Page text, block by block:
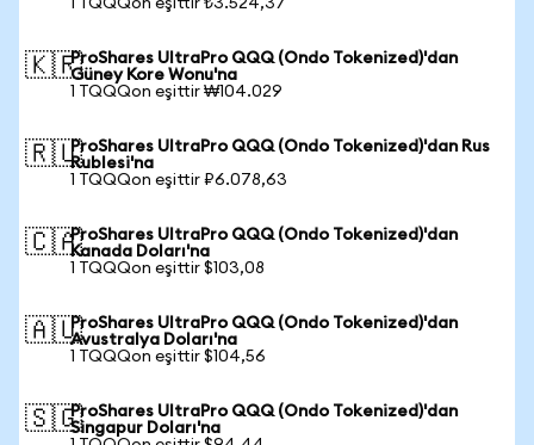
1 TQQQon eşittir ₺3.524,37
🇰🇷ProShares UltraPro QQQ (Ondo Tokenized)'dan
Güney Kore Wonu'na
1 TQQQon eşittir ₩104.029
🇷🇺ProShares UltraPro QQQ (Ondo Tokenized)'dan Rus
Rublesi'na
1 TQQQon eşittir ₽6.078,63
🇨🇦ProShares UltraPro QQQ (Ondo Tokenized)'dan
Kanada Doları'na
1 TQQQon eşittir $103,08
🇦🇺ProShares UltraPro QQQ (Ondo Tokenized)'dan
Avustralya Doları'na
1 TQQQon eşittir $104,56
🇸🇬ProShares UltraPro QQQ (Ondo Tokenized)'dan
Singapur Doları'na